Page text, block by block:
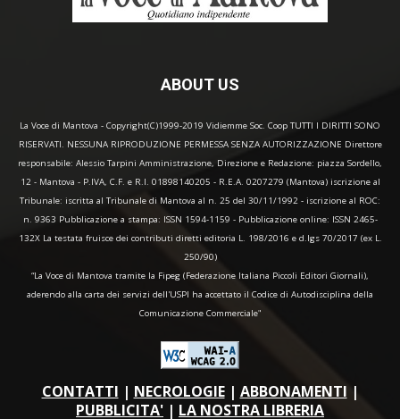
ABOUT US
La Voce di Mantova - Copyright(C)1999-2019 Vidiemme Soc. Coop TUTTI I DIRITTI SONO
RISERVATI. NESSUNA RIPRODUZIONE PERMESSA SENZA AUTORIZZAZIONE Direttore
responsabile: Alessio Tarpini Amministrazione, Direzione e Redazione: piazza Sordello,
12 - Mantova - P.IVA, C.F. e R.I. 01898140205 - R.E.A. 0207279 (Mantova) iscrizione al
Tribunale: iscritta al Tribunale di Mantova al n. 25 del 30/11/1992 - iscrizione al ROC:
n. 9363 Pubblicazione a stampa: ISSN 1594-1159 - Pubblicazione online: ISSN 2465-
132X La testata fruisce dei contributi diretti editoria L. 198/2016 e d.lgs 70/2017 (ex L.
250/90)
“La Voce di Mantova tramite la Fipeg (Federazione Italiana Piccoli Editori Giornali),
aderendo alla carta dei servizi dell'USPI ha accettato il Codice di Autodisciplina della
Comunicazione Commerciale"
CONTATTI | NECROLOGIE| ABBONAMENTI |
PUBBLICITA' | LA NOSTRA LIBRERIA